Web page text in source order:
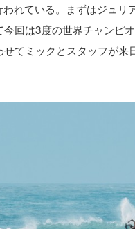
れている。まずはジュ
回は3度の世界チャンピ
てミックとスタッフが